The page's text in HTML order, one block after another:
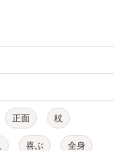
正面 杖
喜ぶ 全身